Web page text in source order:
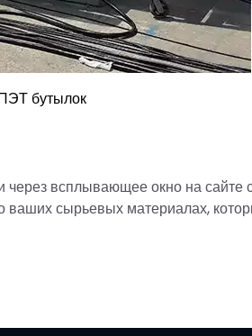
бутылок
через всплывающее окно на сайте
ваших сырьевых материалах,